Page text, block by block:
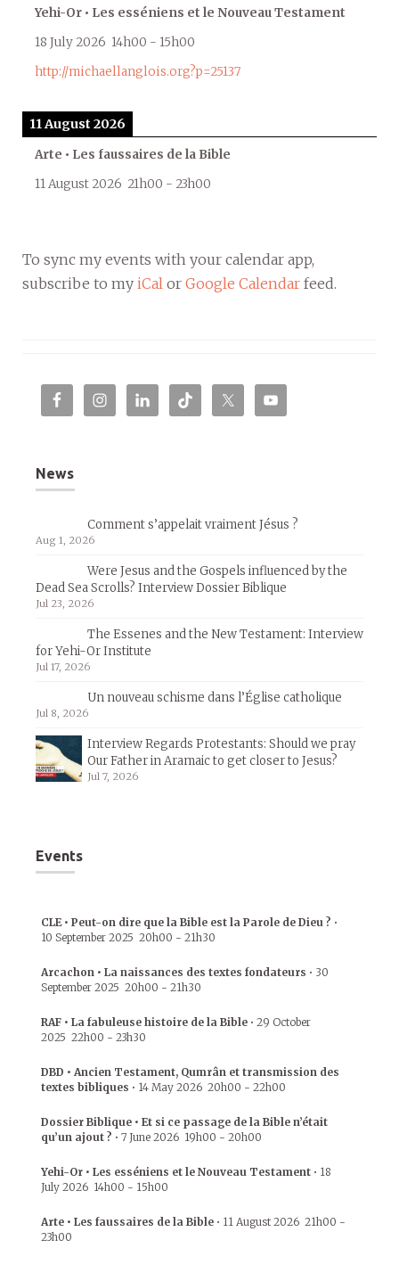
Yehi-Or • Les esséniens et le Nouveau Testament
18 July 2026 14h00 - 15h00
http://michaellanglois.org?p=25137
11 August 2026
Arte • Les faussaires de la Bible
11 August 2026 21h00 - 23h00
To sync my events with your calendar app,
subscribe to my iCal or Google Calendar feed.
News
Comment s’appelait vraiment Jésus ?
Aug 1, 2026
Were Jesus and the Gospels influenced by the
Dead Sea Scrolls? Interview Dossier Biblique
Jul 23, 2026
The Essenes and the New Testament: Interview
for Yehi-Or Institute
Jul 17, 2026
Un nouveau schisme dans l’Église catholique
Jul 8, 2026
Interview Regards Protestants: Should we pray
Our Father in Aramaic to get closer to Jesus?
Jul 7, 2026
Events
CLE • Peut-on dire que la Bible est la Parole de Dieu ? •
10 September 2025 20h00 - 21h30
Arcachon • La naissances des textes fondateurs • 30
September 2025 20h00 - 21h30
RAF • La fabuleuse histoire de la Bible • 29 October
2025 22h00 - 23h30
DBD • Ancien Testament, Qumrân et transmission des
textes bibliques • 14 May 2026 20h00 - 22h00
Dossier Biblique • Et si ce passage de la Bible n’était
qu’un ajout ? • 7 June 2026 19h00 - 20h00
Yehi-Or • Les esséniens et le Nouveau Testament • 18
July 2026 14h00 - 15h00
Arte • Les faussaires de la Bible • 11 August 2026 21h00 -
23h00